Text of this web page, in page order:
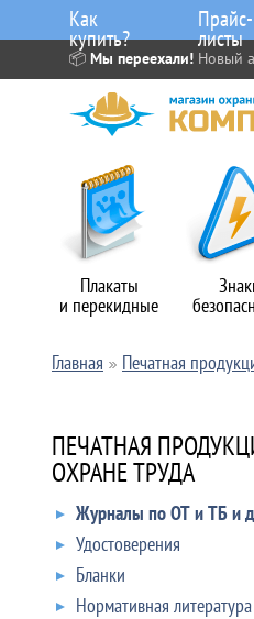
📦 Мы переехали! Новый
Плакаты
и перекидные
Как
купить?
Прайс-
листы
Главная Печатная
ПЕЧАТНАЯ
ОХРАНЕ ТРУДА
Журналы по ОТ и ТБ и
Удостоверения
Бланки
Нормативная литература